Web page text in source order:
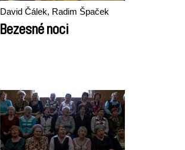
David Čálek, Radim Špaček
Bezesné noci